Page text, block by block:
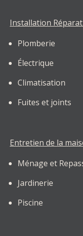
Installation
Plomberie
Électrique
Climatisation
Fuites et joints
Entretien de la
Ménage et
Jardinerie
Piscine